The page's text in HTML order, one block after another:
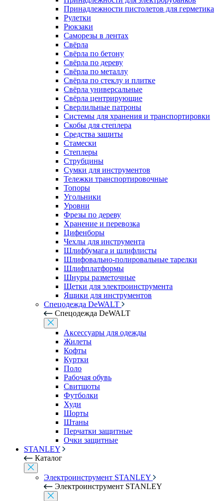
Принадлежности пистолетов для герметика
Рулетки
Рюкзаки
Саморезы в лентах
Свёрла
Свёрла по бетону
Свёрла по дереву
Свёрла по металлу
Свёрла по стеклу и плитке
Свёрла универсальные
Свёрла центрирующие
Сверлильные патроны
Системы для хранения и транспортировки
Скобы для степлера
Средства защиты
Стамески
Степлеры
Струбцины
Сумки для инструментов
Тележки транспортировочные
Топоры
Угольники
Уровни
Фрезы по дереву
Хранение и перевозка
Цифенборы
Чехлы для инструмента
Шлифбумага и шлифлисты
Шлифовально-полировальные тарелки
Шлифплатформы
Шнуры разметочные
Щетки для электроинструмента
Ящики для инструментов
Спецодежда DeWALT
Спецодежда DeWALT
Аксессуары для одежды
Жилеты
Кофты
Куртки
Поло
Рабочая обувь
Свитшоты
Футболки
Худи
Шорты
Штаны
Перчатки защитные
Очки защитные
STANLEY
Каталог
Электроинструмент STANLEY
Электроинструмент STANLEY